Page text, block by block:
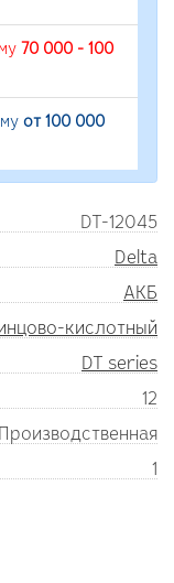
70 000 - 100
от 100 000
DT-12045
Delta
АКБ
кислотный
DT series
12
Производственная
1